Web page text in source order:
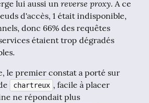
lui aussi un reverse proxy. A ce
d'accès, 1 était indisponible,
donc 66% des requêtes
étaient trop dégradés
le premier constat a porté sur
chartreux , facile à placer
ne répondait plus